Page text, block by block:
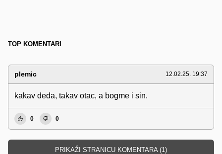
TOP KOMENTARI
plemic 12.02.25. 19:37
kakav deda, takav otac, a bogme i sin.
0 0
PRIKAŽI STRANICU KOMENTARA (1)